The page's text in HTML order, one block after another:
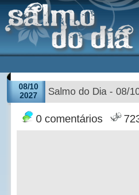
08/10
2027
Salmo do Dia - 08/
0 comentários